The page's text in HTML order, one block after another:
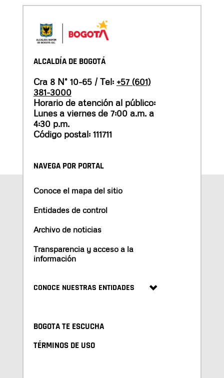
ALCALDÍA DE BOGOTÁ
Cra 8 N° 10-65 / Tel: +57 (601)
381-3000
Horario de atención al público:
Lunes a viernes de 7:00 a.m. a
4:30 p.m.
Código postal: 111711
NAVEGA POR PORTAL
Conoce el mapa del sitio
Entidades de control
Archivo de noticias
Transparencia y acceso a la
información
CONOCE NUESTRAS ENTIDADES
BOGOTA TE ESCUCHA
TÉRMINOS DE USO